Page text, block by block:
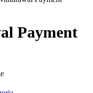
Payment